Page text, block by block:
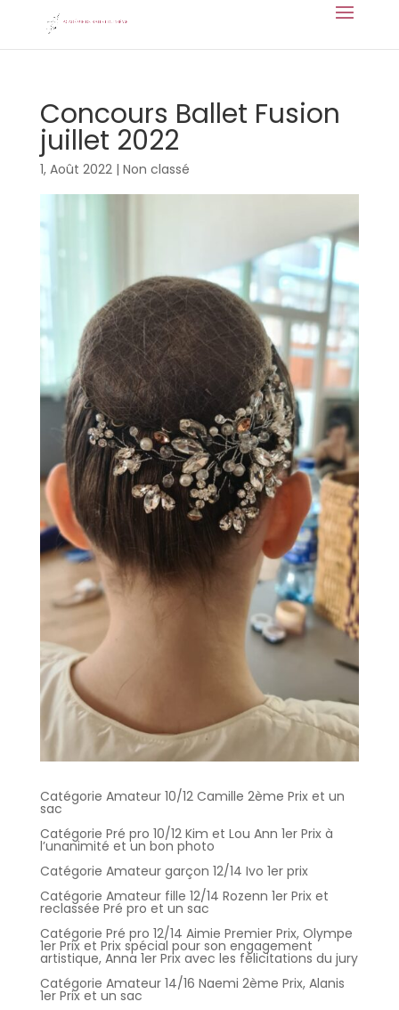
Concours Ballet Fusion
juillet 2022
1, Août 2022| Non classé
Catégorie Amateur 10/12 Camille 2ème Prix et un
sac
Catégorie Pré pro 10/12 Kim et Lou Ann 1er Prix à
l’unanimité et un bon photo
Catégorie Amateur garçon 12/14 Ivo 1er prix
Catégorie Amateur fille 12/14 Rozenn 1er Prix et
reclassée Pré pro et un sac
Catégorie Pré pro 12/14 Aimie Premier Prix, Olympe
1er Prix et Prix spécial pour son engagement
artistique, Anna 1er Prix avec les félicitations du jury
Catégorie Amateur 14/16 Naemi 2ème Prix, Alanis
1er Prix et un sac